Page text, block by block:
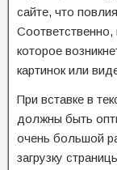
сайте, что
Соответственно,
которое
картинок или
При вставке в
должны быть
очень большой
загрузку